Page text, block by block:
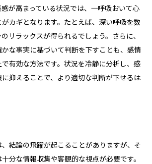
が高まっている状況では、一呼吸おいて心
カギとなります。たとえば、深い呼吸を数
リラックスが得られるでしょう。さらに、
な事実に基づいて判断を下すことも、感情
有効な方法です。状況を冷静に分析し、感
抑えることで、より適切な判断が下せるは
結論の飛躍が起こることがありますが、そ
分な情報収集や客観的な視点が必要です。